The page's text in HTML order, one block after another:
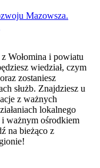
Mazowsza.
Wołomina i powiatu
wiedział, czym
zostaniesz
służb. Znajdziesz u
z ważnych
lokalnego
i ważnym ośrodkiem
na bieżąco z